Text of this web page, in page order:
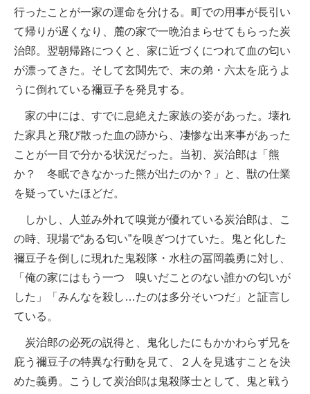
行ったことが一家の運命を分ける。町での用事が長引い
て帰りが遅くなり、麓の家で一晩泊まらせてもらった炭
治郎。翌朝帰路につくと、家に近づくにつれて血の匂い
が漂ってきた。そして玄関先で、末の弟・六太を庇うよ
うに倒れている禰󠄀豆子を発見する。
家の中には、すでに息絶えた家族の姿があった。壊れ
た家具と飛び散った血の跡から、凄惨な出来事があった
ことが一目で分かる状況だった。当初、炭治郎は「熊
か？ 冬眠できなかった熊が出たのか？」と、獣の仕業
を疑っていたほどだ。
しかし、人並み外れて嗅覚が優れている炭治郎は、こ
の時、現場で“ある匂い”を嗅ぎつけていた。鬼と化した
禰󠄀豆子を倒しに現れた鬼殺隊・水柱の冨岡義勇に対し、
「俺の家にはもう一つ 嗅いだことのない誰かの匂いが
した」「みんなを殺し…たのは多分そいつだ」と証言し
ている。
炭治郎の必死の説得と、鬼化したにもかかわらず兄を
庇う禰󠄀豆子の特異な行動を見て、２人を見逃すことを決
めた義勇。こうして炭治郎は鬼殺隊士として、鬼と戦う